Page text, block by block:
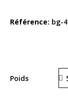
Référence bg-
Poids